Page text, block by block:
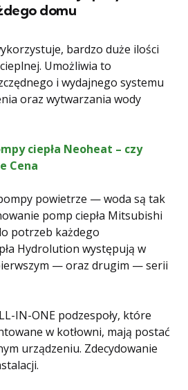
domu
bardzo duże ilości
Umożliwia to
i wydajnego systemu
oraz wytwarzania wody
ciepła Neoheat – czy
Cena
powietrze — woda są tak
pomp ciepła Mitsubishi
potrzeb każdego
Hydrolution występują w
— oraz drugim — serii
IN-ONE podzespoły, które
w kotłowni, mają postać
urządzeniu. Zdecydowanie